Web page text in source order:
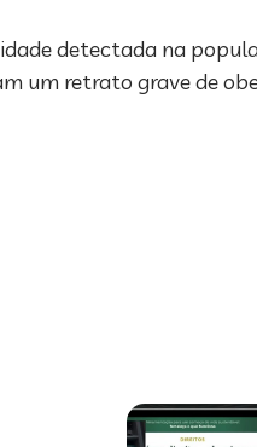
detectada na
um retrato grave de